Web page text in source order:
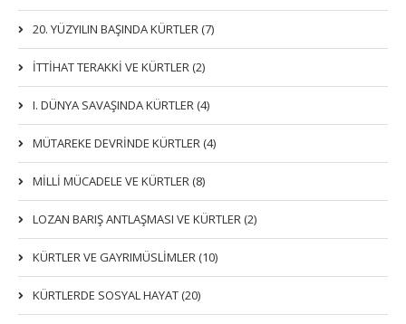
20. YÜZYILIN BAŞINDA KÜRTLER (7)
İTTIHAT TERAKKI VE KÜRTLER (2)
I. DÜNYA SAVAŞINDA KÜRTLER (4)
MÜTAREKE DEVRİNDE KÜRTLER (4)
MİLLİ MÜCADELE VE KÜRTLER (8)
LOZAN BARIŞ ANTLAŞMASI VE KÜRTLER (2)
KÜRTLER VE GAYRIMÜSLIMLER (10)
KÜRTLERDE SOSYAL HAYAT (20)